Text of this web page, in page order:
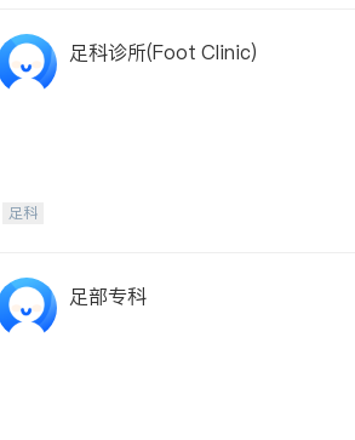
足科诊所(Foot Clinic)
足科
足部专科